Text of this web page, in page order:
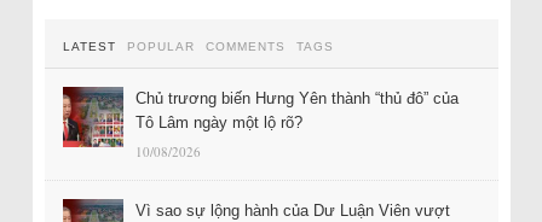
LATEST POPULAR COMMENTS TAGS
Chủ trương biến Hưng Yên thành “thủ đô” của
Tô Lâm ngày một lộ rõ?
10/08/2026
Vì sao sự lộng hành của Dư Luận Viên vượt